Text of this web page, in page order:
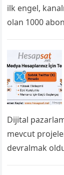
ilk engel,
olan 1000
Dijital
mevcut
devralmak